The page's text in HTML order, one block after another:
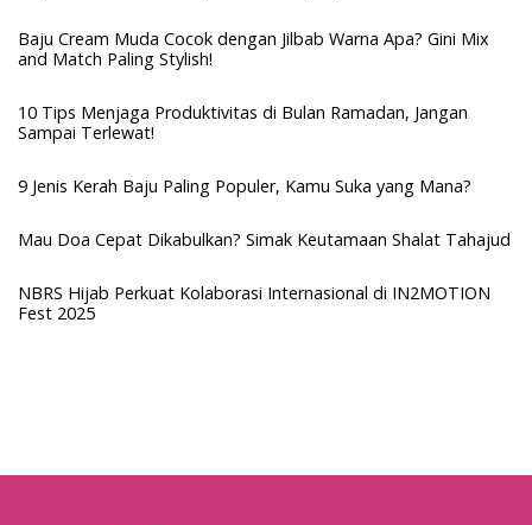
Baju Cream Muda Cocok dengan Jilbab Warna Apa? Gini Mix
and Match Paling Stylish!
10 Tips Menjaga Produktivitas di Bulan Ramadan, Jangan
Sampai Terlewat!
9 Jenis Kerah Baju Paling Populer, Kamu Suka yang Mana?
Mau Doa Cepat Dikabulkan? Simak Keutamaan Shalat Tahajud
NBRS Hijab Perkuat Kolaborasi Internasional di IN2MOTION
Fest 2025